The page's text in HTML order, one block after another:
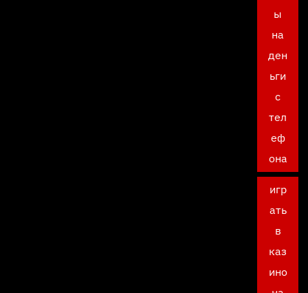
ы
на
ден
ьги
с
тел
еф
она
игр
ать
в
каз
ино